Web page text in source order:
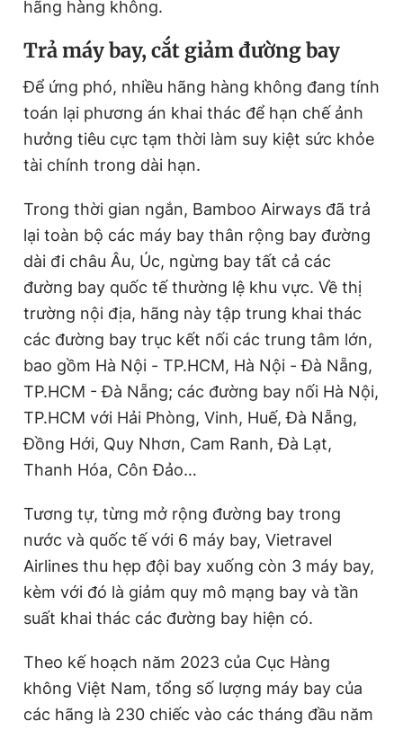
hãng hàng không.
Trả máy bay, cắt giảm đường bay
Để ứng phó, nhiều hãng hàng không đang tính
toán lại phương án khai thác để hạn chế ảnh
hưởng tiêu cực tạm thời làm suy kiệt sức khỏe
tài chính trong dài hạn.
Trong thời gian ngắn, Bamboo Airways đã trả
lại toàn bộ các máy bay thân rộng bay đường
dài đi châu Âu, Úc, ngừng bay tất cả các
đường bay quốc tế thường lệ khu vực. Về thị
trường nội địa, hãng này tập trung khai thác
các đường bay trục kết nối các trung tâm lớn,
bao gồm Hà Nội - TP.HCM, Hà Nội - Đà Nẵng,
TP.HCM - Đà Nẵng; các đường bay nối Hà Nội,
TP.HCM với Hải Phòng, Vinh, Huế, Đà Nẵng,
Đồng Hới, Quy Nhơn, Cam Ranh, Đà Lạt,
Thanh Hóa, Côn Đảo…
Tương tự, từng mở rộng đường bay trong
nước và quốc tế với 6 máy bay, Vietravel
Airlines thu hẹp đội bay xuống còn 3 máy bay,
kèm với đó là giảm quy mô mạng bay và tần
suất khai thác các đường bay hiện có.
Theo kế hoạch năm 2023 của Cục Hàng
không Việt Nam, tổng số lượng máy bay của
các hãng là 230 chiếc vào các tháng đầu năm